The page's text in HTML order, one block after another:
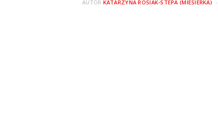
AUTOR KATARZYNA ROSIAK-STEPA (MIESIERKA)